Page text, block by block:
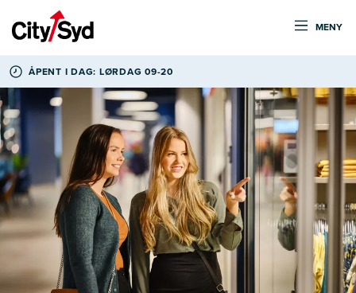
MENY
ÅPENT I DAG: LØRDAG 09-20